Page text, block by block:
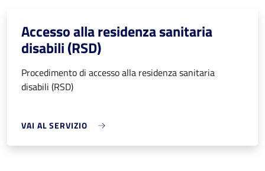
Accesso alla residenza sanitaria
disabili (RSD)
Procedimento di accesso alla residenza sanitaria
disabili (RSD)
VAI AL SERVIZIO